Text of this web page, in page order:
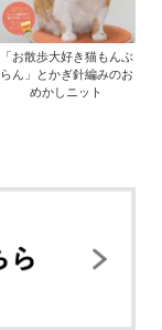
「お散歩大好き猫もんぶ
らん」とかぎ針編みのお
めかしニット